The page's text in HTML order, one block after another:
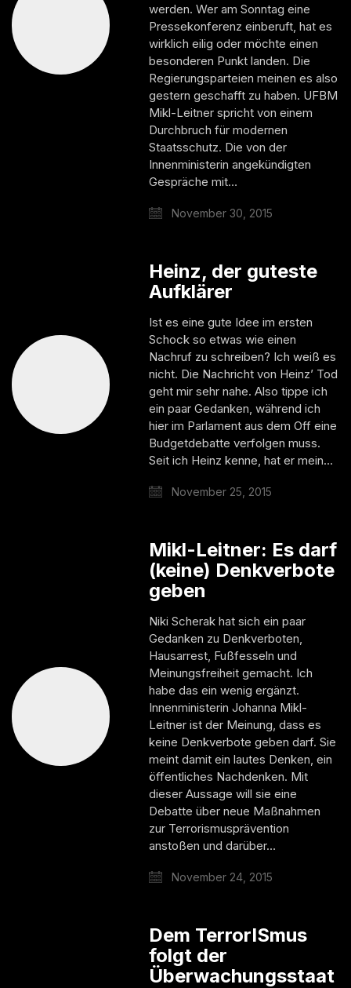
werden. Wer am Sonntag eine
Pressekonferenz einberuft, hat es
wirklich eilig oder möchte einen
besonderen Punkt landen. Die
Regierungsparteien meinen es also
gestern geschafft zu haben. UFBM
Mikl-Leitner spricht von einem
Durchbruch für modernen
Staatsschutz. Die von der
Innenministerin angekündigten
Gespräche mit…
November 30, 2015
Heinz, der guteste
Aufklärer
Ist es eine gute Idee im ersten
Schock so etwas wie einen
Nachruf zu schreiben? Ich weiß es
nicht. Die Nachricht von Heinz’ Tod
geht mir sehr nahe. Also tippe ich
ein paar Gedanken, während ich
hier im Parlament aus dem Off eine
Budgetdebatte verfolgen muss.
Seit ich Heinz kenne, hat er mein…
November 25, 2015
Mikl-Leitner: Es darf
(keine) Denkverbote
geben
Niki Scherak hat sich ein paar
Gedanken zu Denkverboten,
Hausarrest, Fußfesseln und
Meinungsfreiheit gemacht. Ich
habe das ein wenig ergänzt.
Innenministerin Johanna Mikl-
Leitner ist der Meinung, dass es
keine Denkverbote geben darf. Sie
meint damit ein lautes Denken, ein
öffentliches Nachdenken. Mit
dieser Aussage will sie eine
Debatte über neue Maßnahmen
zur Terrorismusprävention
anstoßen und darüber…
November 24, 2015
Dem TerrorISmus
folgt der
Überwachungsstaat